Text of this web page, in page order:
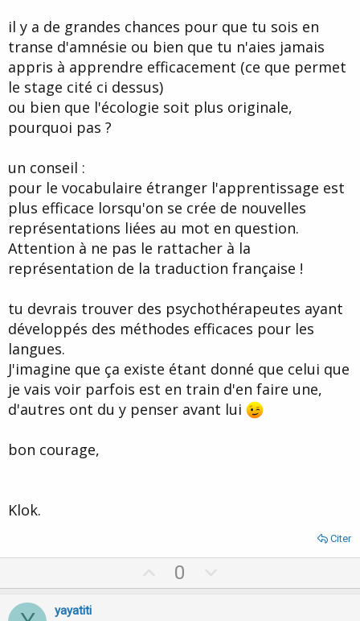
il y a de grandes chances pour que tu sois en
transe d'amnésie ou bien que tu n'aies jamais
appris à apprendre efficacement (ce que permet
le stage cité ci dessus)
ou bien que l'écologie soit plus originale,
pourquoi pas ?
un conseil :
pour le vocabulaire étranger l'apprentissage est
plus efficace lorsqu'on se crée de nouvelles
représentations liées au mot en question.
Attention à ne pas le rattacher à la
représentation de la traduction française !
tu devrais trouver des psychothérapeutes ayant
développés des méthodes efficaces pour les
langues.
J'imagine que ça existe étant donné que celui que
je vais voir parfois est en train d'en faire une,
d'autres ont du y penser avant lui
bon courage,
Klok.
Citer
p
0
o
yayatiti